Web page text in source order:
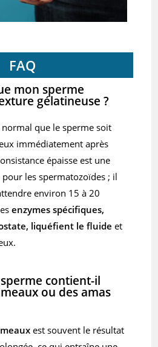
FAQ
mon sperme
gélatineuse ?
que le sperme soit
immédiatement après
épaisse est une
les spermatozoïdes ; il
environ 15 à 20
enzymes spécifiques,
liquéfient le fluide et
contient-il
ou des amas
est souvent le résultat